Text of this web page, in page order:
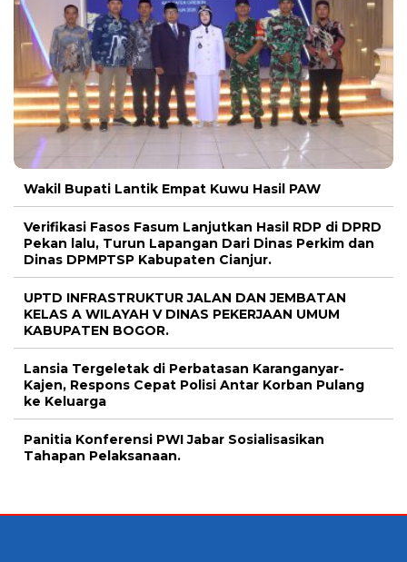
Wakil Bupati Lantik Empat Kuwu Hasil PAW
Verifikasi Fasos Fasum Lanjutkan Hasil RDP di DPRD
Pekan lalu, Turun Lapangan Dari Dinas Perkim dan
Dinas DPMPTSP Kabupaten Cianjur.
UPTD INFRASTRUKTUR JALAN DAN JEMBATAN
KELAS A WILAYAH V DINAS PEKERJAAN UMUM
KABUPATEN BOGOR.
Lansia Tergeletak di Perbatasan Karanganyar-
Kajen, Respons Cepat Polisi Antar Korban Pulang
ke Keluarga
Panitia Konferensi PWI Jabar Sosialisasikan
Tahapan Pelaksanaan.